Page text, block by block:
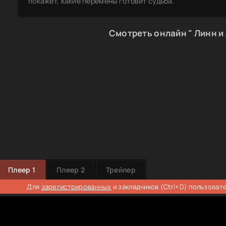
Смотреть онлайн " Линн
Плеер 1 Плеер 2 Трейлер
Для зарегистрированных и закладчиков (Ctrl+D)